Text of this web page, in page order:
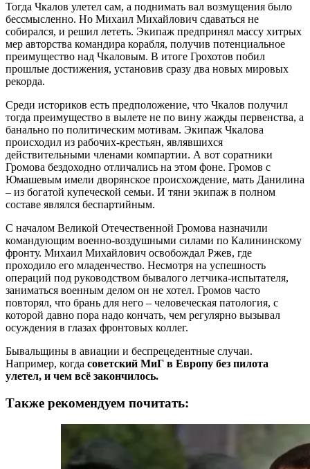
Тогда Чкалов улетел сам, а поднимать вал возмущения было
бессмысленно. Но Михаил Михайлович сдаваться не
собирался, и решил лететь. Экипаж предпринял массу хитрых
мер авторства командира корабля, получив потенциальное
преимущество над Чкаловым. В итоге Грохотов побил
прошлые достижения, установив сразу два новых мировых
рекорда.
Среди историков есть предположение, что Чкалов получил
тогда преимущество в вылете не по вину жажды первенства, а
банально по политическим мотивам. Экипаж Чкалова
происходил из рабочих-крестьян, являвшихся
действительными членами компартии. А вот соратники
Громова бездоходно отличались на этом фоне. Громов с
Юмашевым имели дворянское происхождение, мать Данилина
– из богатой купеческой семьи. И тяни экипаж в полном
составе являлся беспартийным.
С началом Великой Отечественной Громова назначили
командующим военно-воздушными силами по Калининскому
фронту. Михаил Михайлович освобождал Ржев, где
проходило его младенчество. Несмотря на успешность
операций под руководством бывалого летчика-испытателя,
заниматься военным делом он не хотел. Громов часто
повторял, что брань для него – человеческая патология, с
которой давно пора надо кончать, чем регулярно вызывал
осуждения в глазах фронтовых коллег.
Бывальщины в авиации и беспрецедентные случаи.
Например, когда советский МиГ в Европу без пилота
улетел, и чем всё закончилось.
Также рекомендуем почитать: